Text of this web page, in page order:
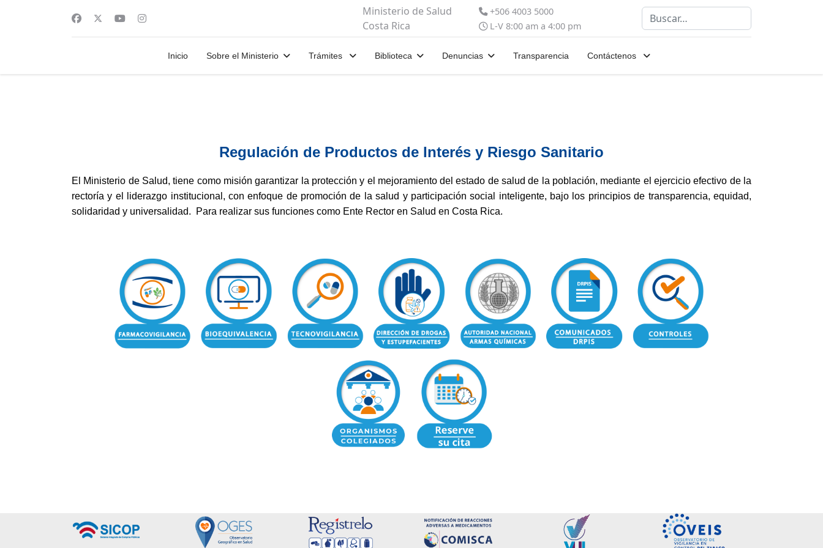
Ministerio de Salud
Costa Rica
+506 4003 5000
L-V 8:00 am a 4:00 pm
Buscar
Inicio Sobre el Ministerio Trámites Biblioteca Denuncias Transparencia Contáctenos
Regulación de Productos de Interés y Riesgo Sanitario
El Ministerio de Salud, tiene como misión garantizar la protección y el mejoramiento del estado de salud de la población, mediante el ejercicio efectivo de la
rectoría y el liderazgo institucional, con enfoque de promoción de la salud y participación social inteligente, bajo los principios de transparencia, equidad,
solidaridad y universalidad. Para realizar sus funciones como Ente Rector en Salud en Costa Rica.